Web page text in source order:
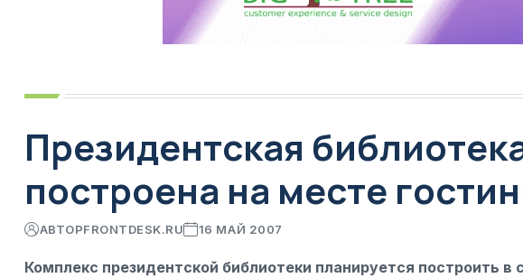
Президентская
построена на месте
АВТОРFRONTDESK.RU 16 МАЙ 2007
Комплекс президентской библиотеки планируется построить